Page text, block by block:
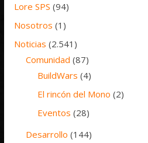
Lore SPS (94)
Nosotros (1)
Noticias (2.541)
Comunidad (87)
BuildWars (4)
El rincón del Mono (2)
Eventos (28)
Desarrollo (144)